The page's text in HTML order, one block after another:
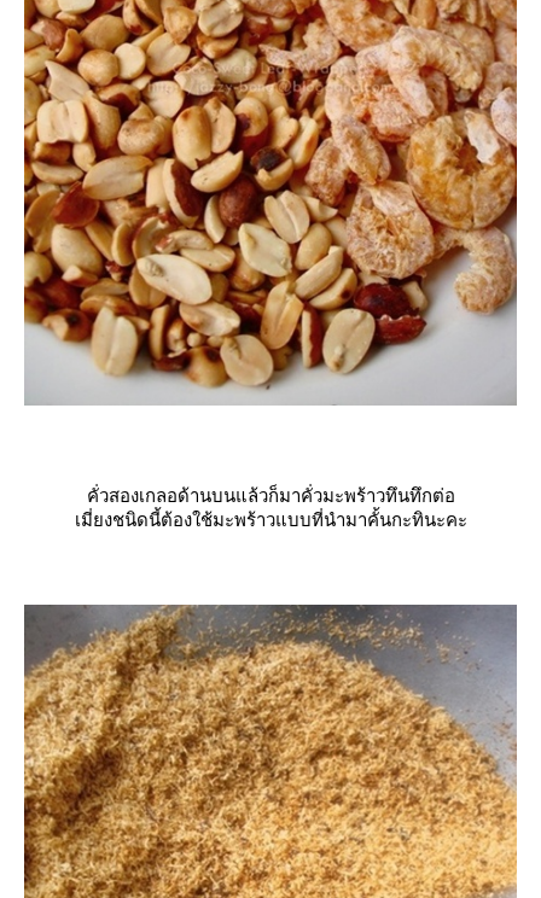
คั่วสองเกลอด้านบนแล้วก็มาคั่วมะพร้าวทึนทึกต่อ
เมี่ยงชนิดนี้ต้องใช้มะพร้าวแบบที่นำมาคั้นกะทินะคะ